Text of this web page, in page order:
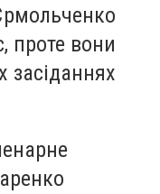
проте вони
засіданнях